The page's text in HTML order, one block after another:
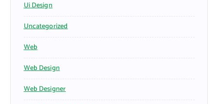
Ui Design
Uncategorized
Web
Web Design
Web Designer